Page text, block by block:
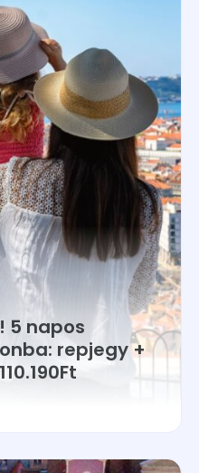
5 napos
repjegy +